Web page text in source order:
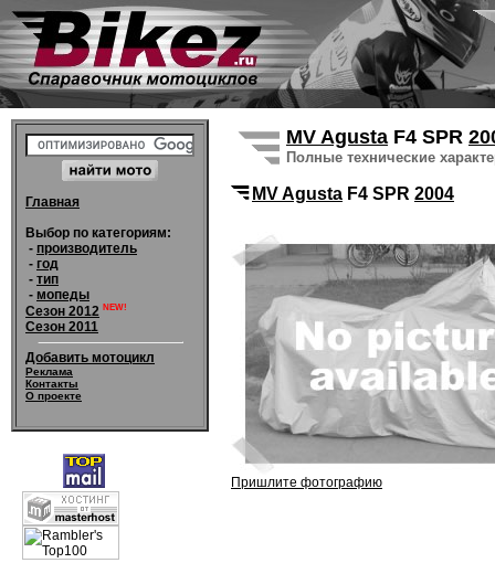
Главная
Выбор по категориям:
- производитель
- год
- тип
- мопеды
Сезон 2012 NEW!
Сезон 2011
Добавить мотоцикл
Реклама
Контакты
О проекте
MV Agusta F4 SPR
Полные технические
MV Agusta F4 SPR 2004
Пришлите фотографию